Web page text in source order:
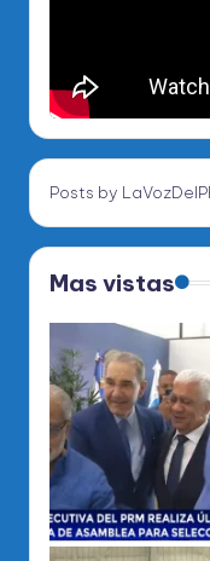
Posts by
Mas vistas